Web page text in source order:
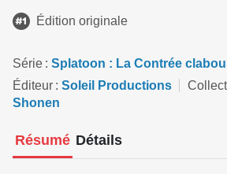
Édition originale
Série
Splatoon : La Contrée
Éditeur
Soleil Productions
Shonen
Résumé Détails